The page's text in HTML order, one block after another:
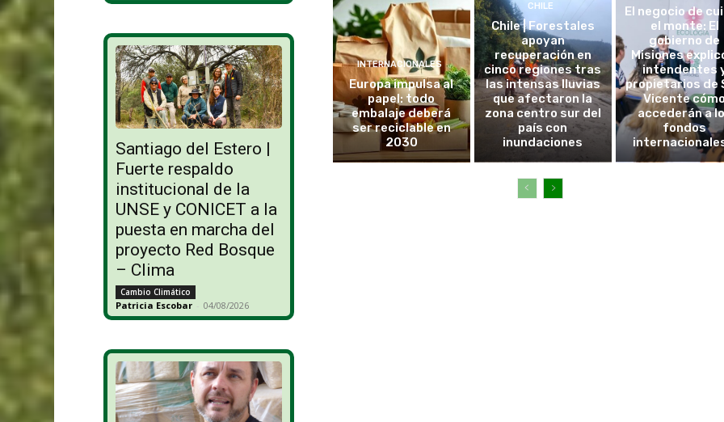
Santiago del Estero |
Fuerte respaldo
institucional de la
UNSE y CONICET a la
puesta en marcha del
proyecto Red Bosque
– Clima
Cambio Climático
Patricia Escobar - 04/08/2026
INTERNACIONALES
Europa impulsa al
papel: todo
embalaje deberá
ser reciclable en
2030
CHILE
Chile | Forestales
apoyan
recuperación en
cinco regiones tras
las intensas lluvias
que afectaron la
zona centro sur del
país con
inundaciones
El negocio de
el monte: El
gobierno de
Misiones
intendentes
propietarios de
Vicente
accederán a
fondos